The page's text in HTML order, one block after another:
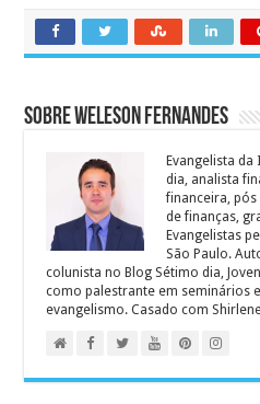
Sobre Weleson Fernandes
Evangelista
dia, analista
financeira,
de finanças,
Evangelistas
São Paulo.
colunista no Blog Sétimo dia,
como palestrante em seminários
evangelismo. Casado com